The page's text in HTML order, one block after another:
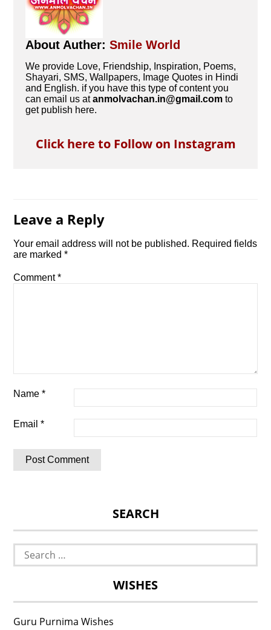
About Auther:Smile World
We provide Love, Friendship, Inspiration, Poems,
Shayari, SMS, Wallpapers, Image Quotes in Hindi
and English. if you have this type of content you
can email us atanmolvachan.in@gmail.com to
get publish here.
Click here to Follow on Instagram
Leave a Reply
Your email address will not be published. Required fields
are marked*
Comment*
Name*
Email*
SEARCH
Search
for:
WISHES
Guru Purnima Wishes